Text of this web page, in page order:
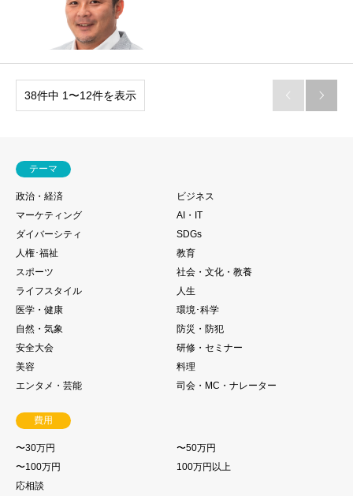
38件中 1〜12件を表示  
テーマ
政治・経済
ビジネス
マーケティング
AI・IT
ダイバーシティ
SDGs
人権･福祉
教育
スポーツ
社会・文化・教養
ライフスタイル
人生
医学・健康
環境･科学
自然・気象
防災・防犯
安全大会
研修・セミナー
美容
料理
エンタメ・芸能
司会・MC・ナレーター
費用
〜30万円
〜50万円
〜100万円
100万円以上
応相談